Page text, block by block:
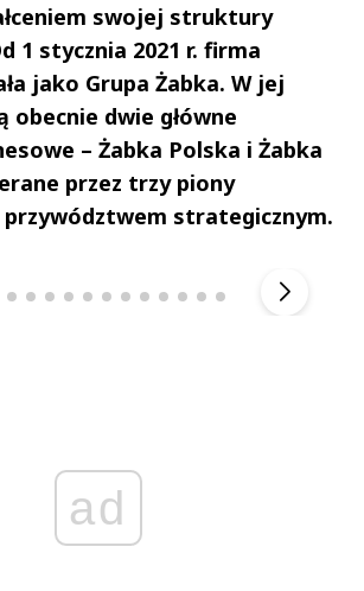
swojej struktury
1 stycznia 2021 r. firma
jako Grupa Żabka. W jej
obecnie dwie główne
– Żabka Polska i Żabka
przez trzy piony
przywództwem strategicznym.
ad
Sterniccy